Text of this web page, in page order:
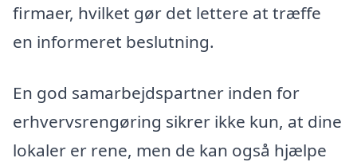
firmaer, hvilket gør det lettere at træffe
en informeret beslutning.
En god samarbejdspartner inden for
erhvervsrengøring sikrer ikke kun, at dine
lokaler er rene, men de kan også hjælpe